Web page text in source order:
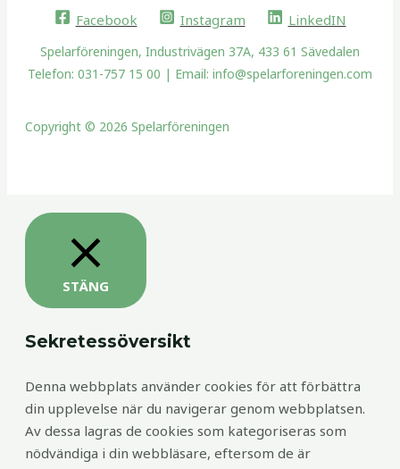
Facebook Instagram LinkedIN
Spelarföreningen, Industrivägen 37A, 433 61 Sävedalen
Telefon: 031-757 15 00 | Email: info@spelarforeningen.com
Copyright © 2026 Spelarföreningen
STÄNG
Sekretessöversikt
Denna webbplats använder cookies för att förbättra
din upplevelse när du navigerar genom webbplatsen.
Av dessa lagras de cookies som kategoriseras som
nödvändiga i din webbläsare, eftersom de är